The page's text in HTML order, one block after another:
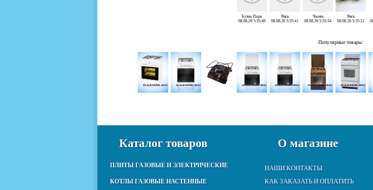
Буэна Парк
08.08.26 5:35:46
Рига
08.08.26 5:35:41
Чаоян
08.08.26 5:35:34
Рига
08.08.26 5:35:21
Популярные товары:
Каталог товаров
ПЛИТЫ ГАЗОВЫЕ И ЭЛЕКТРИЧЕСКИЕ
КОТЛЫ ГАЗОВЫЕ НАСТЕННЫЕ
О магазине
НАШИ КОНТАКТЫ
КАК ЗАКАЗАТЬ И ОПЛАТИТЬ